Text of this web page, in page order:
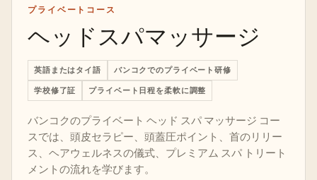
プライベートコース
ヘッドスパマッサージ
英語またはタイ語 バンコクでのプライベート研修
学校修了証 プライベート日程を柔軟に調整
バンコクのプライベート ヘッド スパ マッサージ コー
スでは、頭皮セラピー、頭蓋圧ポイント、首のリリー
ス、ヘアウェルネスの儀式、プレミアム スパ トリート
メントの流れを学びます。